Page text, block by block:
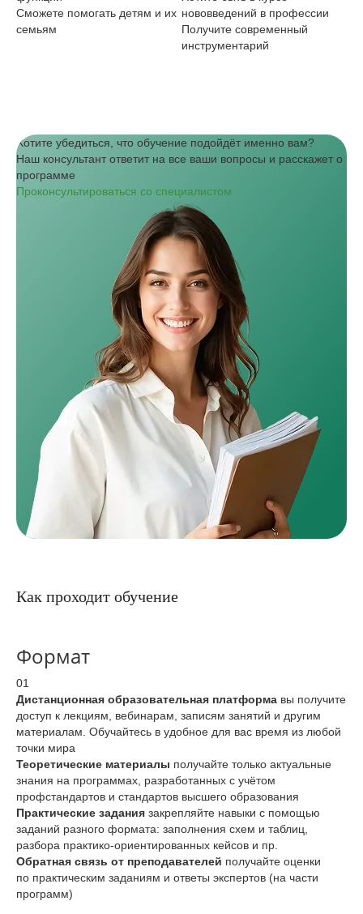
Сможете помогать детям и их
семьям
нововведений в профессии
Получите современный
инструментарий
Хотите убедиться, что обучение подойдёт именно вам?
Наш консультант ответит на все ваши вопросы и расскажет о
программе
Проконсультироваться со специалистом
Как проходит обучение
Формат
01
Дистанционная образовательная платформа вы получите
доступ к лекциям, вебинарам, записям занятий и другим
материалам. Обучайтесь в удобное для вас время из любой
точки мира
Теоретические материалы получайте только актуальные
знания на программах, разработанных с учётом
профстандартов и стандартов высшего образования
Практические задания закрепляйте навыки с помощью
заданий разного формата: заполнения схем и таблиц,
разбора практико-ориентированных кейсов и пр.
Обратная связь от преподавателей получайте оценки
по практическим заданиям и ответы экспертов (на части
программ)